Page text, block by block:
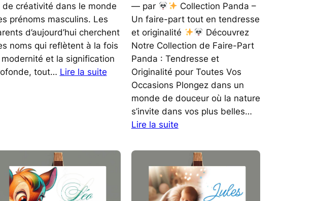
de créativité dans le monde
prénoms masculins. Les
d’aujourd’hui cherchent
noms qui reflètent à la fois
modernité et la signification
tout… Lire la suite:
Prénoms
GARÇON
Année
— par
Collection Panda –
Un faire-part tout en tendresse
et originalité
Découvrez
Notre Collection de Faire-Part
Panda : Tendresse et
Originalité pour Toutes Vos
Occasions Plongez dans un
monde de douceur où la nature
s’invite dans vos plus belles…
Lire la suite:
Notre
Collection
de
Faire-